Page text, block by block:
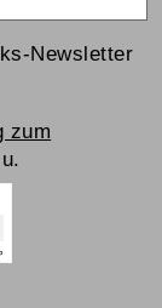
Newsletter
zum